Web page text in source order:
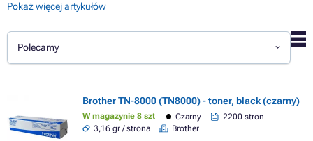
Pokaż więcej artykułów
Polecamy
Brother TN-8000 (TN8000) - toner, black (czarny)
W magazynie 8 szt Czarny
2200 stron
3,16 gr / strona
Brother